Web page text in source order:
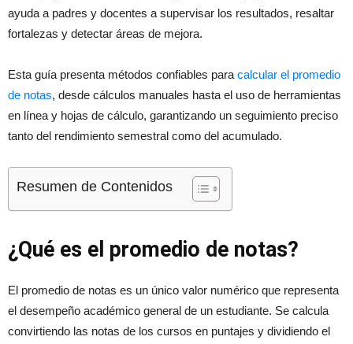
ayuda a padres y docentes a supervisar los resultados, resaltar
fortalezas y detectar áreas de mejora.
Esta guía presenta métodos confiables para calcular el promedio
de notas, desde cálculos manuales hasta el uso de herramientas
en línea y hojas de cálculo, garantizando un seguimiento preciso
tanto del rendimiento semestral como del acumulado.
Resumen de Contenidos
¿Qué es el promedio de notas?
El promedio de notas es un único valor numérico que representa
el desempeño académico general de un estudiante. Se calcula
convirtiendo las notas de los cursos en puntajes y dividiendo el